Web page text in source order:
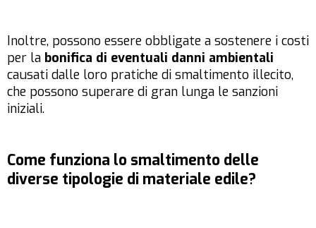
Inoltre, possono essere obbligate a sostenere i costi
per la bonifica di eventuali danni ambientali
causati dalle loro pratiche di smaltimento illecito,
che possono superare di gran lunga le sanzioni
iniziali.
Come funziona lo smaltimento delle
diverse tipologie di materiale edile?